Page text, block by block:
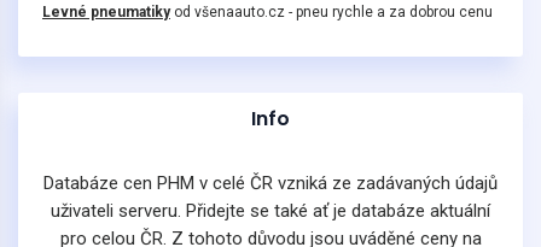
Levné pneumatikyod všenaauto.cz - pneu rychle a za dobrou cenu
Info
Databáze cen PHM v celé ČR vzniká ze zadávaných údajů
uživateli serveru. Přidejte se také ať je databáze aktuální
pro celou ČR. Z tohoto důvodu jsou uváděné ceny na